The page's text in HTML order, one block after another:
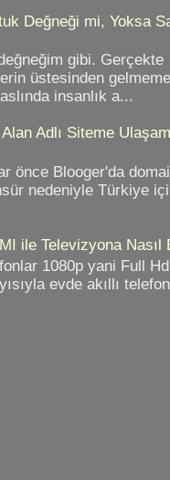
Değneği mi, Yoksa
gibi. Gerçekte
üstesinden
insanlık a...
Adlı Siteme
önce Blooger'da
nedeniyle Türkiye
ile Televizyona Nasıl
1080p yani Full
evde akıllı